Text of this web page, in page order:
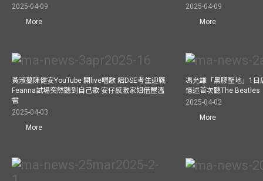
2025-04-09
More
2025-04-09
More
黃淑蔓陳健安YouTube 開live唱歌 陪DSE考生迎戰
Feanna試場突然聽到自己歌 安仔感激家姐借屋溫
書
2025-04-03
More
馮允謙「黑膠聖地」1日
憶述首次聽The Beatles
2025-04-02
More